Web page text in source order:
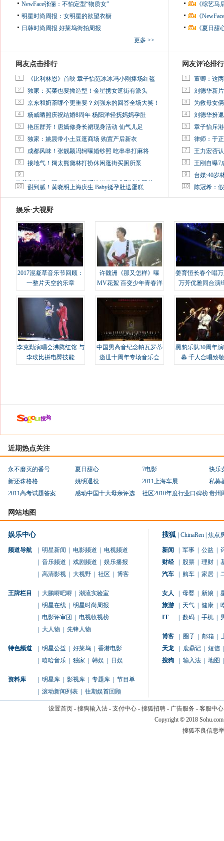
NewFace张俪：不怕定型“物质女”
明星时尚周报：女明星的欲望衣橱
日韩时尚周报 好莱坞街拍周报
更多 >>
《综艺
《
《夏日
网友点击排行
1 《比利林恩》首映 章子怡范冰冰冯小刚捧场红毯
2 独家：买菜也要拗造型！金星携女逛街有派头
3 京东和奶茶哪个更重要？刘强东的回答全场大笑！
4 杨威晒照庆祝结婚8周年 杨阳洋轻抚妈妈孕肚
5 艳压群芳！唐嫣修身长裙现身活动 仙气儿足
6 独家：姚晨带小土豆逛商场 购置产后新衣
7 成都风味！张靓颖冯轲曝婚纱照 吃串串打麻将
8 接地气！阔太熊黛林打扮休闲逛街买厕所泵
9
马蓉离婚后，砸1000万人民币给媒体要求删掉这照片
10 甜到腻！黄晓明上海庆生 Baby挺孕肚送蛋糕
网友评论排行
1 董卿：这
2 刘德华新
3 为救母女
4 刘德华扮
5 章子怡斥
6 律师：于
7 王力宏否
8 王刚自曝7
9 台媒:40岁
10 陈冠希：
娱乐·大视野
2017混凝草音乐节回顾：
一整片天空的乐章
许魏洲《那又怎样》曝
MV花絮 百变少年青春洋
姜育恒长春个唱
万芳优雅同台演
李克勤演唱会沸腾红馆 与
李玟比拼电臀技能
中国男高音纪念帕瓦罗蒂
逝世十周年专场音乐会
黑豹乐队30周年
幕 千人合唱致
近期热点关注
永不磨灭的番号 夏日甜心 7电影
快乐
新还珠格格
姚明退役 2011上海车展
私募
2011高考试题答案
感动中国十大母亲评选 社区2010年度行业口碑榜贵州
网站地图
娱乐中心
频道导航 明星新闻 电影频道
电视频道
音乐频道 戏剧频道
娱乐播报
高清影视 大视野 社区 博客
王牌栏目 大鹏嘚吧嘚
潮流实验室
明星在线
明星时尚周报
电影评审团
电视收视榜
大人物 先锋人物
特色频道 明星公益 好莱坞
香港电影
嘻哈音乐 独家 韩娱 日娱
资料库 明星库 影视库 专题库
节目单
滚动新闻列表 往期娱首回顾
搜狐 ChinaRen 焦点
新闻 军事 公益
财经
股票 理财
汽车
购车 家居
女人 母婴 新娘
旅游
天气 健康
IT
数码 手机
博客 圈子 邮箱
天龙
鹿鼎记 短信
搜狗
输入法 地图
设置首页- 搜狗输入法- 支付中心- 搜狐招聘- 广告服务 - 客服中心
Copyright © 2018
搜狐不良信息